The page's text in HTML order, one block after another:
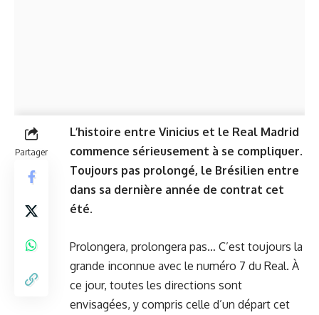
Partager
L’histoire entre Vinicius et le Real Madrid
commence sérieusement à se compliquer.
Toujours pas prolongé, le Brésilien entre
dans sa dernière année de contrat cet
été.
Prolongera, prolongera pas… C’est toujours la
grande inconnue avec le numéro 7 du Real. À
ce jour, toutes les directions sont
envisagées, y compris celle d’un départ cet